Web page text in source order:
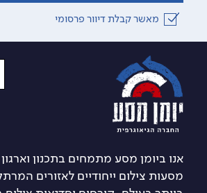
מאשר קבלת דיוור פרסומי
אנו ביומן מסע מתמחים בתכנון וארגון
מסעות צילום ייחודיים לאזורים